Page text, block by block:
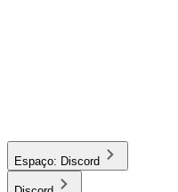
Espaço: Discord